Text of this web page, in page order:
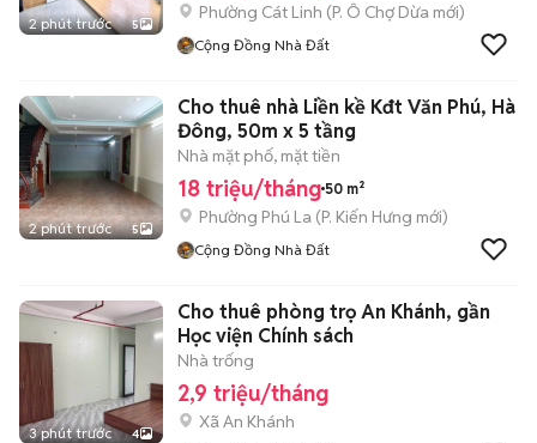
2 phút trước 5
Phường Cát Linh (P. Ô Chợ Dừa mới)
Cộng Đồng Nhà Đất
2 phút trước 5
Cho thuê nhà Liền kề Kđt Văn Phú, Hà
Đông, 50m x 5 tầng
Nhà mặt phố, mặt tiền
18 triệu/tháng 50 m²
Phường Phú La (P. Kiến Hưng mới)
Cộng Đồng Nhà Đất
3 phút trước 4
Cho thuê phòng trọ An Khánh, gần
Học viện Chính sách
Nhà trống
2,9 triệu/tháng
Xã An Khánh